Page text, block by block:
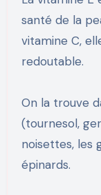
santé de la
vitamine C,
redoutable.
On la trouve
(tournesol,
noisettes, les
épinards.